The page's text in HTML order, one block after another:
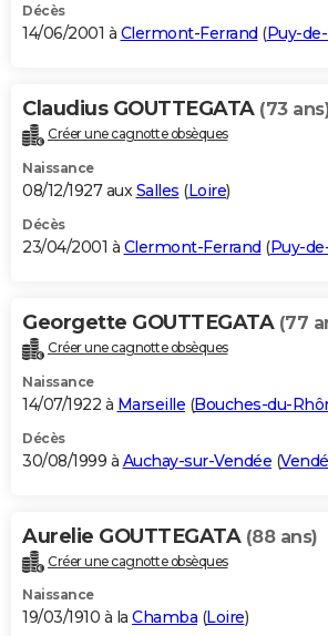
Décès
14/06/2001 à Clermont-Ferrand (Puy-
Claudius GOUTTEGATA (73
Créer une cagnotte obsèques
Naissance
08/12/1927 auxSalles (Loire)
Décès
23/04/2001 à Clermont-Ferrand (Puy-
Georgette GOUTTEGATA (77
Créer une cagnotte obsèques
Naissance
14/07/1922 à Marseille (Bouches-du-
Décès
30/08/1999 à Auchay-sur-Vendée (
Aurelie GOUTTEGATA (88 ans)
Créer une cagnotte obsèques
Naissance
19/03/1910 à la Chamba (Loire)